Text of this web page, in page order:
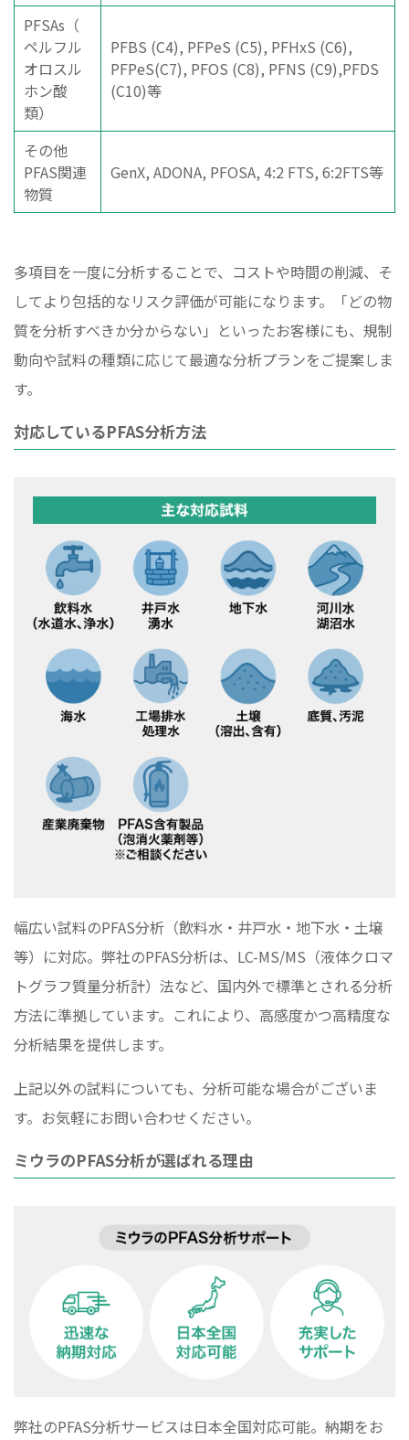
PFSAs（
ペルフル
オロスル
ホン酸
類）
PFBS (C4), PFPeS (C5), PFHxS (C6),
PFPeS(C7), PFOS (C8), PFNS (C9),PFDS
(C10)等
その他
PFAS関連
物質
GenX, ADONA, PFOSA, 4:2 FTS, 6:2FTS等
多項目を一度に分析することで、コストや時間の削減、そ
してより包括的なリスク評価が可能になります。「どの物
質を分析すべきか分からない」といったお客様にも、規制
動向や試料の種類に応じて最適な分析プランをご提案しま
す。
対応しているPFAS分析方法
幅広い試料のPFAS分析（飲料水・井戸水・地下水・土壌
等）に対応。弊社のPFAS分析は、LC-MS/MS（液体クロマ
トグラフ質量分析計）法など、国内外で標準とされる分析
方法に準拠しています。これにより、高感度かつ高精度な
分析結果を提供します。
上記以外の試料についても、分析可能な場合がございま
す。お気軽にお問い合わせください。
ミウラのPFAS分析が選ばれる理由
弊社のPFAS分析サービスは日本全国対応可能。納期をお